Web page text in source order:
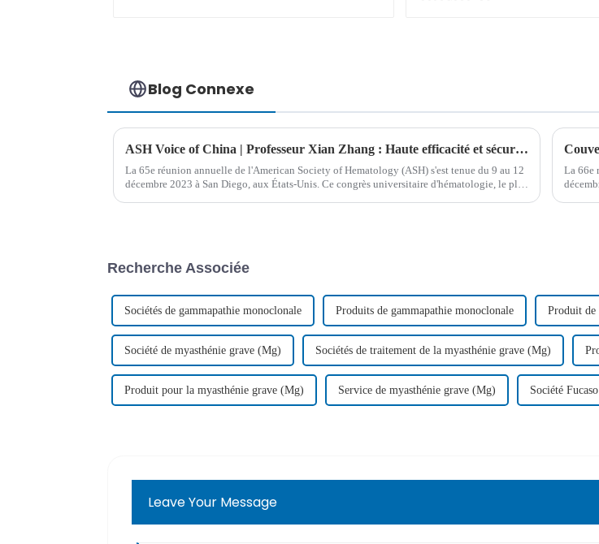
Blog Connexe
ASH Voice of China | Professeur Xian Zhang : Haute efficacité et sécurité de la thérapie CAR-T anti-BCMA à base de nanocorps dans le traitement des patients atteints de myélome multiple récidivant ou réfractaire.
La 65e réunion annuelle de l'American Society of Hematology (ASH) s'est tenue du 9 au 12
décembre 2023 à San Diego, aux États-Unis. Ce congrès universitaire d'hématologie, le plus
La 66e
Recherche Associée
Sociétés de gammapathie monoclonale Produits de gammapathie monoclonale Produit de
Société de myasthénie grave (Mg) Sociétés de traitement de la myasthénie grave (Mg)
Produit pour la myasthénie grave (Mg) Service de myasthénie grave (Mg) Société Fucaso
Leave Your Message